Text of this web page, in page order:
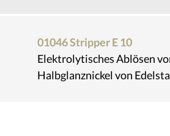
01046 Stripper E 10
Elektrolytisches Ablösen
Halbglanznickel von